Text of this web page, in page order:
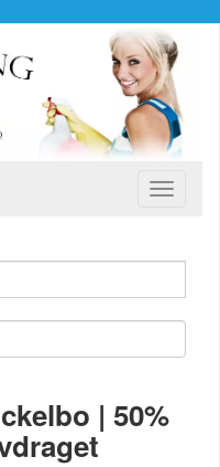
Toggle
| 50%